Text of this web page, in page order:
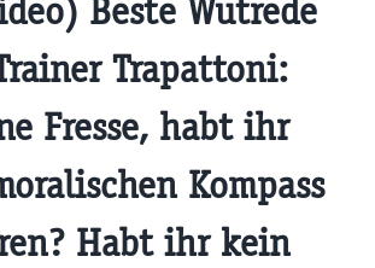
Beste Wutrede
Trapattoni:
Fresse, habt ihr
Kompass
Habt ihr kein